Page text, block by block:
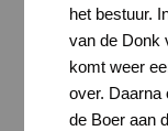
het bestuur.
van de Donk
komt weer
over. Daarna
de Boer aan